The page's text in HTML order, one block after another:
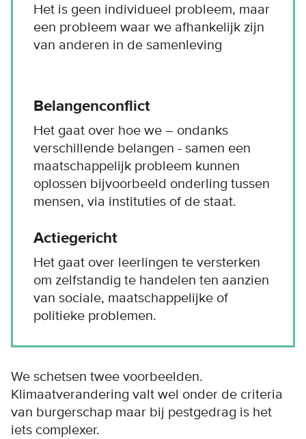
Het is geen individueel probleem, maar
een probleem waar we afhankelijk zijn
van anderen in de samenleving
Belangenconflict
Het gaat over hoe we – ondanks
verschillende belangen - samen een
maatschappelijk probleem kunnen
oplossen bijvoorbeeld onderling tussen
mensen, via instituties of de staat.
Actiegericht
Het gaat over leerlingen te versterken
om zelfstandig te handelen ten aanzien
van sociale, maatschappelijke of
politieke problemen.
We schetsen twee voorbeelden.
Klimaatverandering valt wel onder de criteria
van burgerschap maar bij pestgedrag is het
iets complexer.